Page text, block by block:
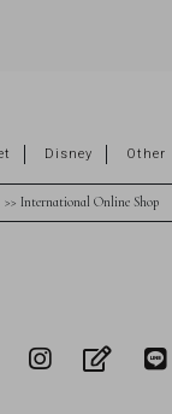
Disney Other
>> International Online Shop
facebook
Instagram
blog